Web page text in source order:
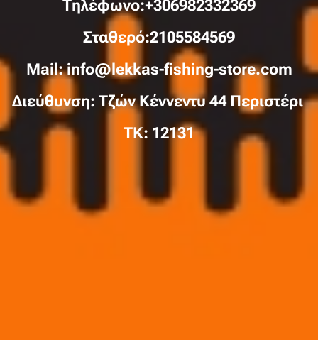
Τηλέφωνo:+306982332369
Σταθερό:2105584569
Mail: info@lekkas-fishing-store.com
Διεύθυνση: Τζών Κέννεντυ 44 Περιστέρι
TK: 12131